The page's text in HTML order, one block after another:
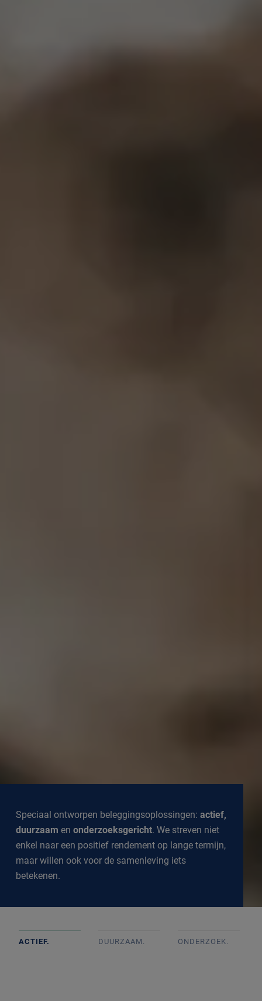
Speciaal ontworpen beleggingsoplossingen: actief,
duurzaam en onderzoeksgericht. We streven niet
enkel naar een positief rendement op lange termijn,
maar willen ook voor de samenleving iets
betekenen.
ACTIEF. DUURZAAM. ONDERZOEK.